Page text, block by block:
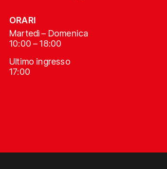
ORARI
Martedì – Domenica
10:00 – 18:00
Ultimo ingresso
17:00